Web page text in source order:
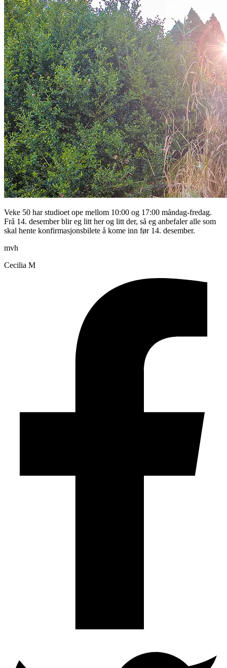
Veke 50 har studioet ope mellom 10:00 og 17:00 måndag-fredag.
Frå 14. desember blir eg litt her og litt der, så eg anbefaler alle som
skal hente konfirmasjonsbilete å kome inn før 14. desember.
mvh
Cecilia M